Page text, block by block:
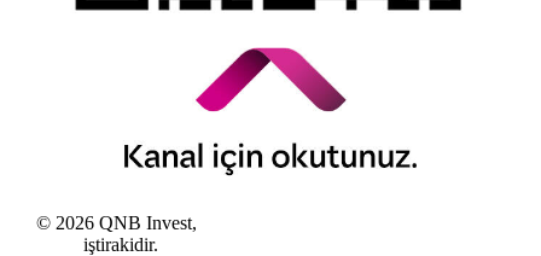
© 2026 QNB Invest,
iştirakidir.